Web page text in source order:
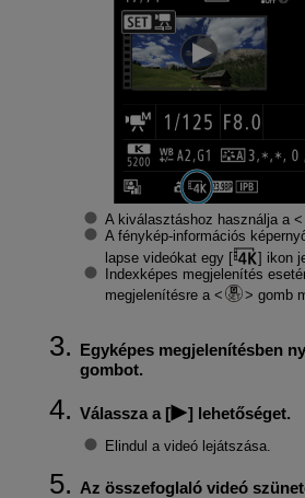
A kiválasztáshoz használja a
A fénykép-információs
lapse videókat egy [
] ikon
Indexképes megjelenítés
megjelenítésre a
gomb
Egyképes megjelenítésben
gombot.
Válassza a [ ] lehetőséget.
Elindul a videó lejátszása.
Az összefoglaló videó